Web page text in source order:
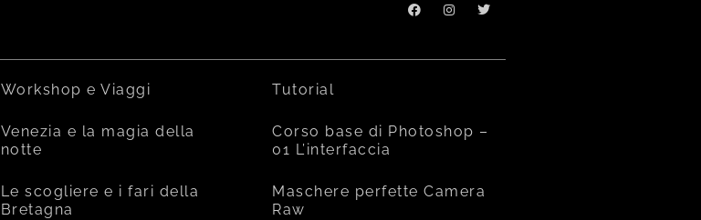
Workshop e Viaggi
Venezia e la magia della
notte
Le scogliere e i fari della
Bretagna
Tutorial
Corso base di Photoshop –
01 L’interfaccia
Maschere perfette Camera
Raw